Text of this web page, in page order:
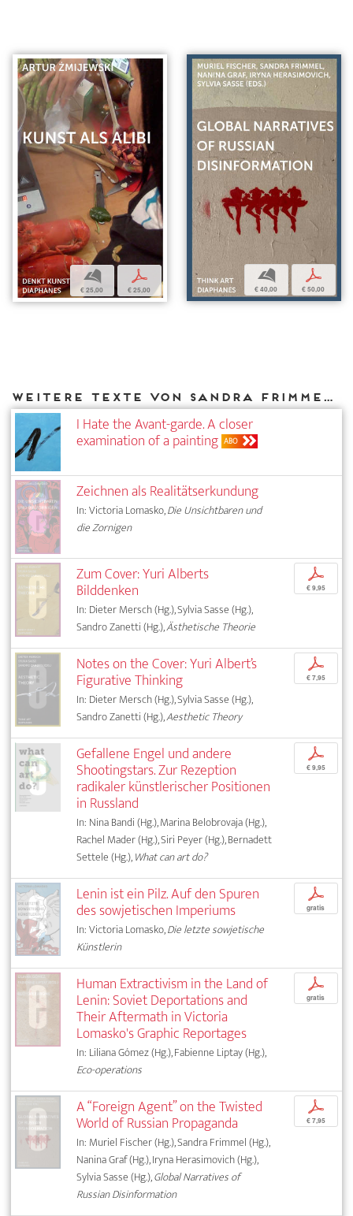
b
€ 25,00
p
€ 25,00
b
€ 40,00
p
€ 50,00
Weitere Texte von Sandra Frimmel bei DIAPHANES
I Hate the Avant-garde. A closer
examination of a painting ABO
Zeichnen als Realitätserkundung
In: Victoria Lomasko,Die Unsichtbaren und
die Zornigen
Zum Cover: Yuri Alberts
Bilddenken
In: Dieter Mersch (Hg.), Sylvia Sasse (Hg.),
Sandro Zanetti (Hg.),Ästhetische Theorie
p
€ 9,95
Notes on the Cover: Yuri Albert’s
Figurative Thinking
In: Dieter Mersch (Hg.), Sylvia Sasse (Hg.),
Sandro Zanetti (Hg.),Aesthetic Theory
p
€ 7,95
Gefallene Engel und andere
Shootingstars. Zur Rezeption
radikaler künstlerischer Positionen
in Russland
In: Nina Bandi (Hg.), Marina Belobrovaja (Hg.),
Rachel Mader (Hg.), Siri Peyer (Hg.), Bernadett
Settele (Hg.),What can art do?
p
€ 9,95
Lenin ist ein Pilz. Auf den Spuren
des sowjetischen Imperiums
In: Victoria Lomasko,Die letzte sowjetische
Künstlerin
p
gratis
Human Extractivism in the Land of
Lenin: Soviet Deportations and
Their Aftermath in Victoria
Lomasko's Graphic Reportages
In: Liliana Gómez (Hg.), Fabienne Liptay (Hg.),
Eco-operations
p
gratis
A “Foreign Agent” on the Twisted
World of Russian Propaganda
In: Muriel Fischer (Hg.), Sandra Frimmel (Hg.),
Nanina Graf (Hg.), Iryna Herasimovich (Hg.),
Sylvia Sasse (Hg.),Global Narratives of
Russian Disinformation
p
€ 7,95